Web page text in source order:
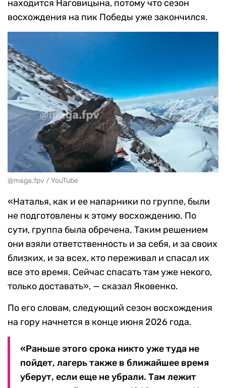
находится Наговицына, потому что сезон
восхождения на пик Победы уже закончился.
@maga.fpv / YouTube
«Наталья, как и ее напарники по группе, были
не подготовлены к этому восхождению. По
сути, группа была обречена. Таким решением
они взяли ответственность и за себя, и за своих
близких, и за всех, кто переживал и спасал их
все это время. Сейчас спасать там уже некого,
только доставать», — сказал Яковенко.
По его словам, следующий сезон восхождения
на гору начнется в конце июня 2026 года.
«Раньше этого срока никто уже туда не
пойдет, лагерь также в ближайшее время
уберут, если еще не убрали. Там лежит